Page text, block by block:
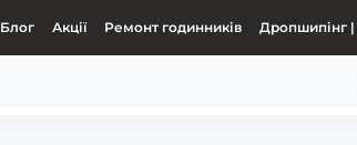
Блог Акції Ремонт годинників Дропшипінг